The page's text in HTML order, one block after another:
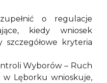
o regulacje
kiedy wniosek
szczegółowe kryteria
Wyborów – Ruch
w Lęborku wnioskuje,